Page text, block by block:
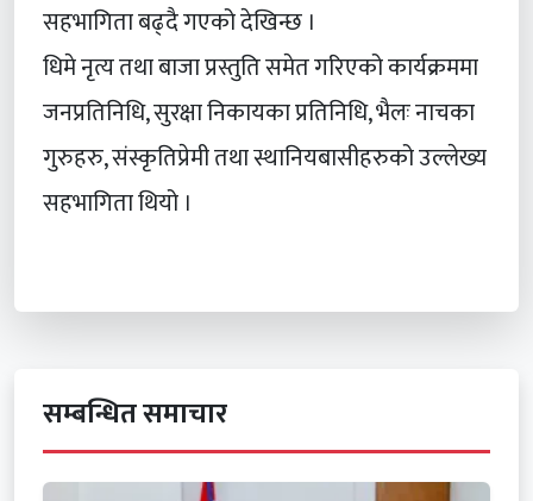
सहभागिता बढ्दै गएको देखिन्छ ।
धिमे नृत्य तथा बाजा प्रस्तुति समेत गरिएको कार्यक्रममा
जनप्रतिनिधि, सुरक्षा निकायका प्रतिनिधि, भैलः नाचका
गुरुहरु, संस्कृतिप्रेमी तथा स्थानियबासीहरुको उल्लेख्य
सहभागिता थियो ।
सम्बन्धित समाचार